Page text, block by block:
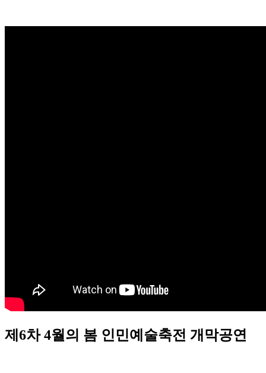
제6차 4월의 봄 인민예술축전 개막공연